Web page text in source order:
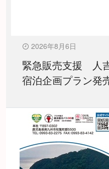
2026年8月6日
緊急販売支援 人
宿泊企画プラン発